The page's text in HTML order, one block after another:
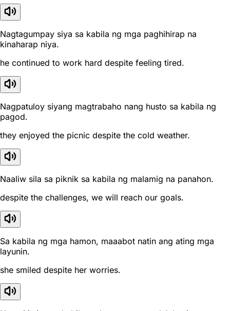
Nagtagumpay siya sa kabila ng mga paghihirap na
kinaharap niya.
he continued to work hard despite feeling tired.
Nagpatuloy siyang magtrabaho nang husto sa kabila ng
pagod.
they enjoyed the picnic despite the cold weather.
Naaliw sila sa piknik sa kabila ng malamig na panahon.
despite the challenges, we will reach our goals.
Sa kabila ng mga hamon, maaabot natin ang ating mga
layunin.
she smiled despite her worries.